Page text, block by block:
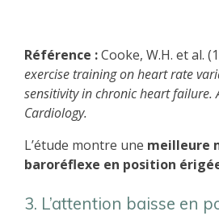
Référence :Cooke, W.H. et al.
exercise training on heart rate
sensitivity in chronic heart failure.
Cardiology.
L’étude montre une meilleure
baroréflexe en position
3. L’attention baisse en